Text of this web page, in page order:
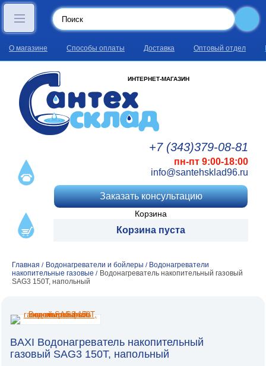
О магазине Способы оплаты Доставка Оптовый отдел
ИНТЕРНЕТ-МАГАЗИН
+7 (343)379-08-81
пн-пт 9:00-18:00
info@santehsklad96.ru
Заказать консультацию
Корзина
Корзина пуста
Главная / Водонагреватели и бойлеры / Водонагреватели
накопительные газовые / Водонагреватель накопительный газовый
SAG3 150Т, напольный
BAXI Водонагреватель накопительный
газовый SAG3 150Т, напольный